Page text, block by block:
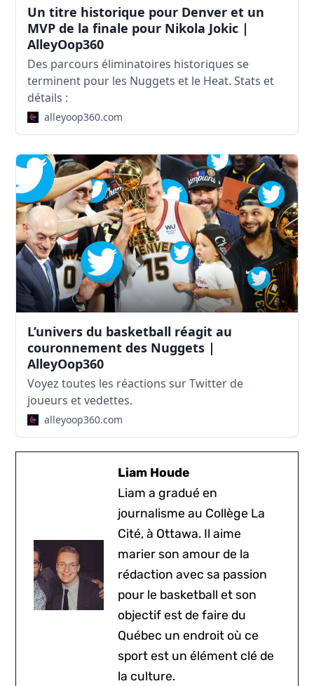
Un titre historique pour Denver et un
MVP de la finale pour Nikola Jokic |
AlleyOop360
Des parcours éliminatoires historiques se
terminent pour les Nuggets et le Heat. Stats et
détails :
alleyoop360.com
L’univers du basketball réagit au
couronnement des Nuggets |
AlleyOop360
Voyez toutes les réactions sur Twitter de
joueurs et vedettes.
alleyoop360.com
Liam Houde
Liam a gradué en
journalisme au Collège La
Cité, à Ottawa. Il aime
marier son amour de la
rédaction avec sa passion
pour le basketball et son
objectif est de faire du
Québec un endroit où ce
sport est un élément clé de
la culture.